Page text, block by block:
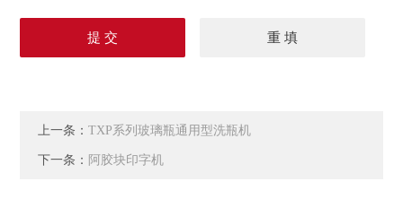
上一条：TXP系列玻璃瓶通用型洗瓶机
下一条： 阿胶块印字机